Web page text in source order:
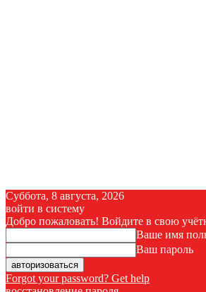
Суббота, 8 августа, 2026
войти в систему
Добро пожаловать! Войдите в свою
Ваше имя
Ваш пароль
Forgot your password? Get help